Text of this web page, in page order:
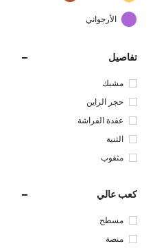
الأرجواني
تفاصيل
مشبك
حجر الراين
عقدة الفراشة
الثنية
مثقوب
كعب عالي
مسطح
منصة